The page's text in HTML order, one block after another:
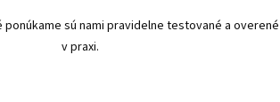
sú nami pravidelne testované a overené
v praxi.